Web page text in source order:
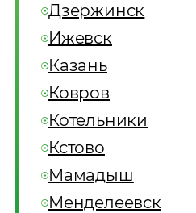
Дзержинск
Ижевск
Казань
Ковров
Котельники
Кстово
Мамадыш
Менделеевск